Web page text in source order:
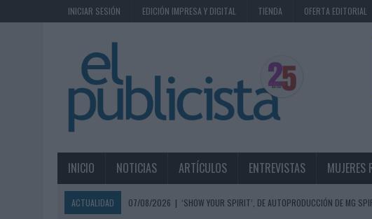
INICIAR SESIÓN EDICIÓN IMPRESA Y DIGITAL TIENDA OFERTA EDITORIAL
INICIO NOTICIAS ARTÍCULOS ENTREVISTAS MUJERES
ACTUALIDAD 07/08/2026 | ‘SHOW YOUR SPIRIT’, DE AUTOPRODUCCIÓN DE MG